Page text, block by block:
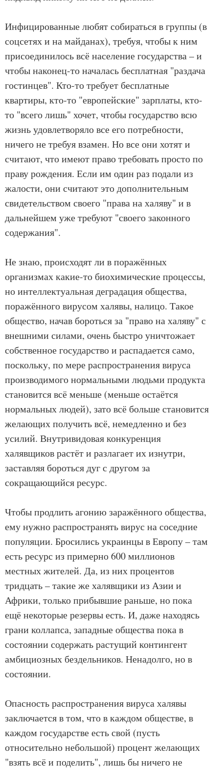
Инфицированные любят собираться в группы (в
соцсетях и на майданах), требуя, чтобы к ним
присоединилось всё население государства – и
чтобы наконец-то началась бесплатная "раздача
гостинцев". Кто-то требует бесплатные
квартиры, кто-то "европейские" зарплаты, кто-
то "всего лишь" хочет, чтобы государство всю
жизнь удовлетворяло все его потребности,
ничего не требуя взамен. Но все они хотят и
считают, что имеют право требовать просто по
праву рождения. Если им один раз подали из
жалости, они считают это дополнительным
свидетельством своего "права на халяву" и в
дальнейшем уже требуют "своего законного
содержания".
Не знаю, происходят ли в поражённых
организмах какие-то биохимические процессы,
но интеллектуальная деградация общества,
поражённого вирусом халявы, налицо. Такое
общество, начав бороться за "право на халяву" с
внешними силами, очень быстро уничтожает
собственное государство и распадается само,
поскольку, по мере распространения вируса
производимого нормальными людьми продукта
становится всё меньше (меньше остаётся
нормальных людей), зато всё больше становится
желающих получить всё, немедленно и без
усилий. Внутривидовая конкуренция
халявщиков растёт и разлагает их изнутри,
заставляя бороться дуг с другом за
сокращающийся ресурс.
Чтобы продлить агонию заражённого общества,
ему нужно распространять вирус на соседние
популяции. Бросились украинцы в Европу – там
есть ресурс из примерно 600 миллионов
местных жителей. Да, из них процентов
тридцать – такие же халявщики из Азии и
Африки, только прибывшие раньше, но пока
ещё некоторые резервы есть. И, даже находясь
грани коллапса, западные общества пока в
состоянии содержать растущий контингент
амбициозных бездельников. Ненадолго, но в
состоянии.
Опасность распространения вируса халявы
заключается в том, что в каждом обществе, в
каждом государстве есть свой (пусть
относительно небольшой) процент желающих
"взять всё и поделить", лишь бы ничего не